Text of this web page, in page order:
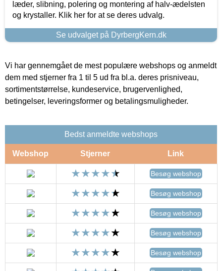
læder, slibning, polering og montering af halv-ædelsten
og krystaller. Klik her for at se deres udvalg.
Se udvalget på DyrbergKern.dk
Vi har gennemgået de mest populære webshops og anmeldt
dem med stjerner fra 1 til 5 ud fra bl.a. deres prisniveau,
sortimentstørrelse, kundeservice, brugervenlighed,
betingelser, leveringsformer og betalingsmuligheder.
Bedst anmeldte webshops
Webshop Stjerner Link
Besøg webshop
Besøg webshop
Besøg webshop
Besøg webshop
Besøg webshop